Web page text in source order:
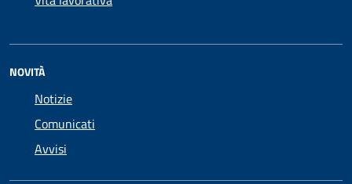
NOVITÀ
Notizie
Comunicati
Avvisi